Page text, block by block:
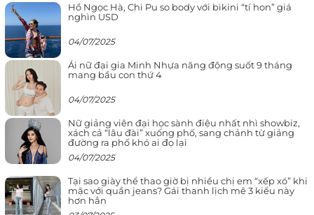
Hồ Ngọc Hà, Chi Pu so body với bikini “tí hon” giá
nghìn USD
04/07/2025
Ái nữ đại gia Minh Nhựa năng động suốt 9 tháng
mang bầu con thứ 4
04/07/2025
Nữ giảng viên đại học sành điệu nhất nhì showbiz,
xách cả “lâu đài” xuống phố, sang chảnh từ giảng
đường ra phố khó ai đọ lại
04/07/2025
Tại sao giày thể thao giờ bị nhiều chị em “xếp xó” khi
mặc với quần jeans? Gái thanh lịch mê 3 kiểu này
hơn hẳn